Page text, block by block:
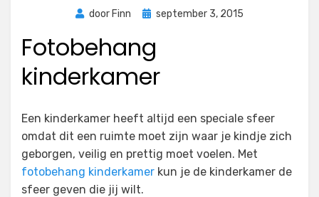
door Finn
Geplaatst
september 3, 2015
Fotobehang
kinderkamer
Een kinderkamer heeft altijd een speciale sfeer
omdat dit een ruimte moet zijn waar je kindje zich
geborgen, veilig en prettig moet voelen. Met
fotobehang kinderkamer kun je de kinderkamer de
sfeer geven die jij wilt.